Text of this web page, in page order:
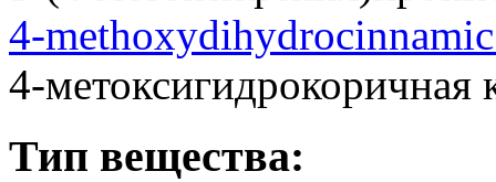
4-
4-метоксигидрокоричная
Тип вещества: